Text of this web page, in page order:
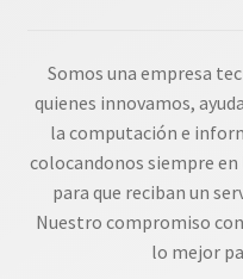
Somos una empresa
quienes innovamos,
la computación e
colocandonos siempre
para que reciban un
Nuestro compromiso
lo mejor